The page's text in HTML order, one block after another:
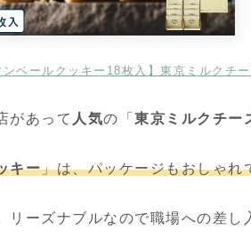
ンベールクッキー18枚入】東京ミルクチ
があって 人気の「東京ミルクチー
キー」は、パッケージもおしゃれ
リーズナブルなので職場への差し